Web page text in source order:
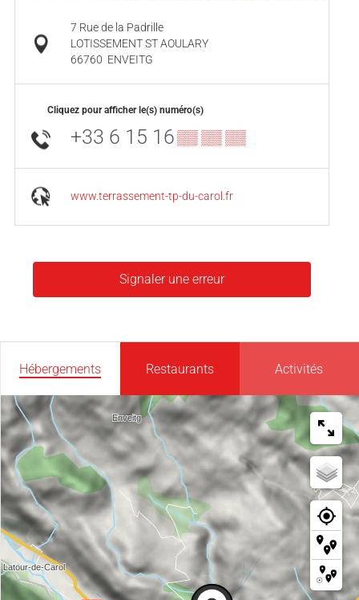
7 Rue de la Padrille
LOTISSEMENT ST AOULARY
66760 ENVEITG
Cliquez pour afficher le(s) numéro(s)
+33 6 15 16▒▒ ▒▒ ▒▒
www.terrassement-tp-du-carol.fr
Signaler une erreur
Hébergements Restaurants Activités